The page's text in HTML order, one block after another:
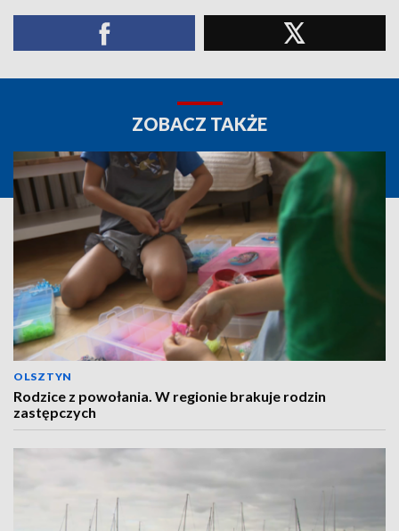
ZOBACZ TAKŻE
OLSZTYN
Rodzice z powołania. W regionie brakuje rodzin
zastępczych